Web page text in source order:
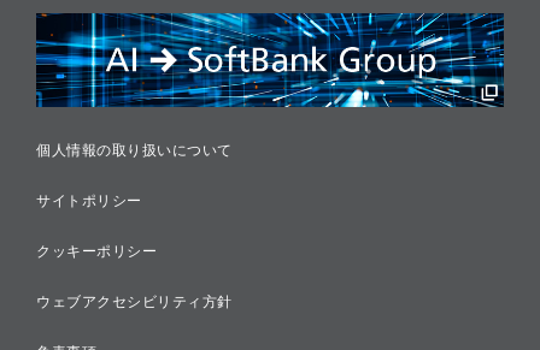
リスクマネジメント
税務に対する取り組み
採用情報
個人情報の取り扱いについて
サイトポリシー
クッキーポリシー
ウェブアクセシビリティ方針